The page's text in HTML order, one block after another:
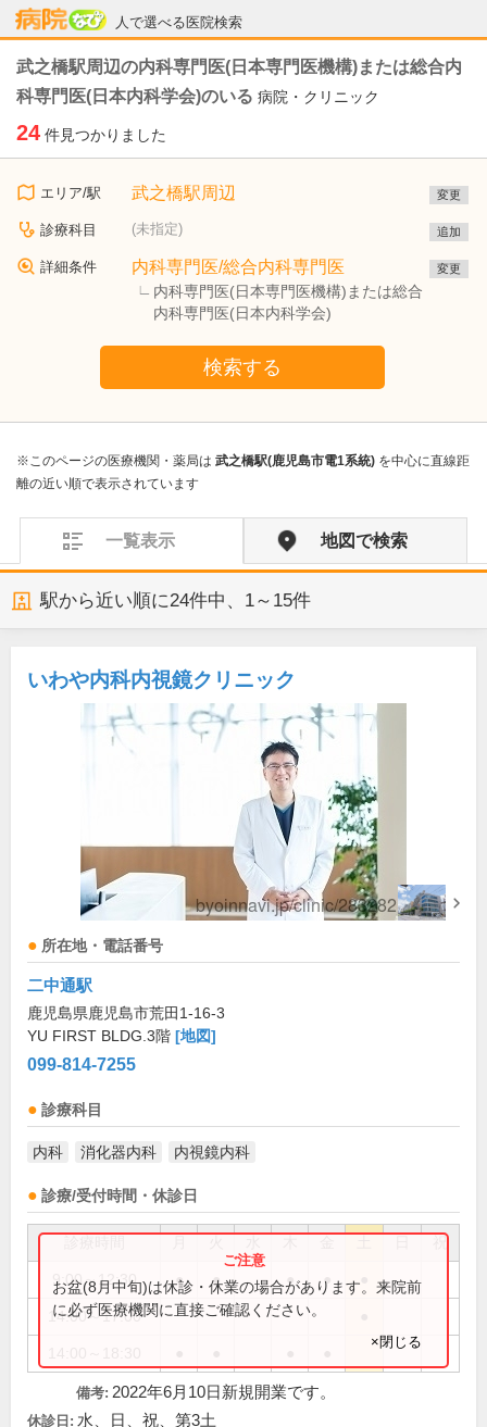
人で選べる医院検索
病院なび
武之橋駅周辺の内科専門医(日本専門医機構)または総合内
科専門医(日本内科学会)のいる 病院・クリニック
24 件見つかりました
エリア/駅 武之橋駅周辺 変更
診療科目 (未指定) 追加
詳細条件 内科専門医/総合内科専門医
内科専門医(日本専門医機構)または総合
内科専門医(日本内科学会)
変更
検索する
※このページの医療機関・薬局は 武之橋駅(鹿児島市電1系統) を中心に直線距
離の近い順で表示されています
一覧表示 地図で検索
駅から近い順に24件中、 1～15件
いわや内科内視鏡クリニック
所在地・電話番号
二中通駅
鹿児島県鹿児島市荒田1-16-3
YU FIRST BLDG.3階 [地図]
099-814-7255
診療科目
内科 消化器内科 内視鏡内科
診療/受付時間・休診日
祝
9:00～12:30 ● ● ● ●
14:00～17:00
お盆(8月中旬)は休診・休業の場合があります。来院前
に必ず医療機関に直接ご確認ください。
×閉じる
備考: 2022年6月10日新規開業です。
休診日: 水、日、祝、第3土